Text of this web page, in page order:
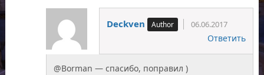
Deckven 06.06.2017
Ответить
@Borman — спасибо, поправил )